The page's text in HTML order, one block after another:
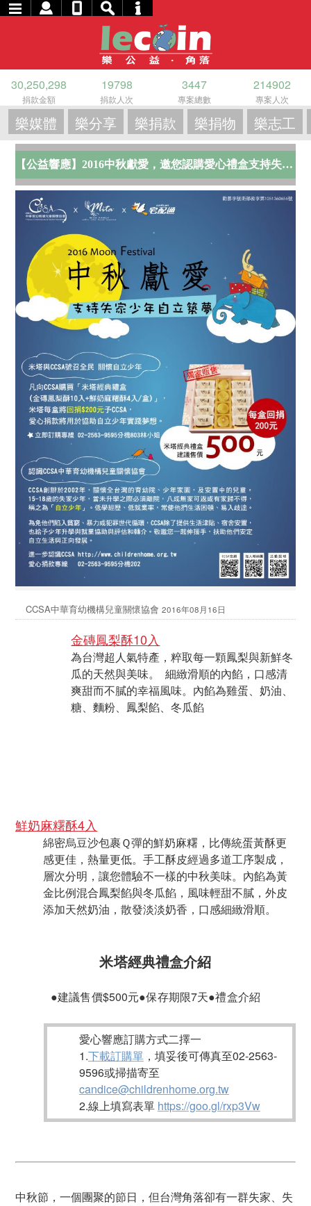
30,250,298
捐款金額
19798
捐款人次
3447
專案總數
214902
專案人次
樂媒體 樂分享 樂捐款 樂捐物 樂志工
【公益響應】2016中秋獻愛，邀您認購愛心禮盒支持失家少年
CCSA中華育幼機構兒童關懷協會2016年08月16日
金磚鳳梨酥10入
為台灣超人氣特產，粹取每一顆鳳梨與新鮮冬
瓜的天然與美味。 細緻滑順的內餡，口感清
爽甜而不膩的幸福風味。內餡為雞蛋、奶油、
糖、麵粉、鳳梨餡、冬瓜餡
鮮奶麻糬酥4入
綿密烏豆沙包裹Ｑ彈的鮮奶麻糬，比傳統蛋黃酥更
感更佳，熱量更低。手工酥皮經過多道工序製成，
層次分明，讓您體驗不一樣的中秋美味。內餡為黃
金比例混合鳳梨餡與冬瓜餡，風味輕甜不膩，外皮
添加天然奶油，散發淡淡奶香，口感細緻滑順。
米塔經典禮盒介紹
●建議售價$500元●保存期限7天●禮盒介紹
愛心響應訂購方式二擇一
1.下載訂購單，填妥後可傳真至02-2563-
9596或掃描寄至
candice@childrenhome.org.tw
2.線上填寫表單 https://goo.gl/rxp3Vw
中秋節，一個團聚的節日，但台灣角落卻有一群失家、失